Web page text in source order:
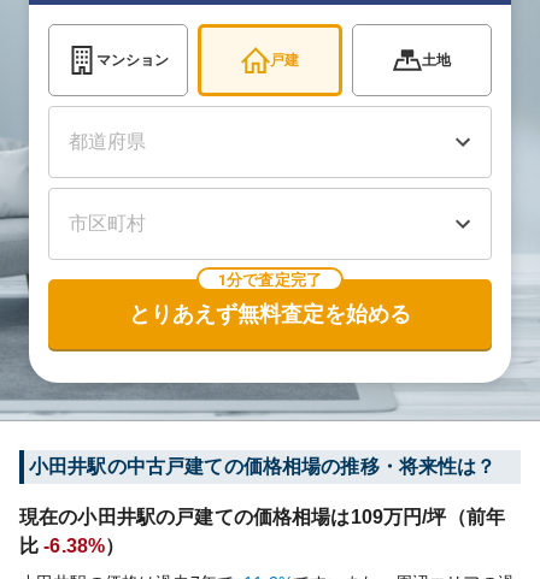
マンション 戸建 土地
1分で査定完了
とりあえず無料査定を始める
小田井駅の中古戸建ての価格相場の推移・将来性は？
現在の小田井駅の戸建ての価格相場は109万円/坪（前年
比 -6.38%）